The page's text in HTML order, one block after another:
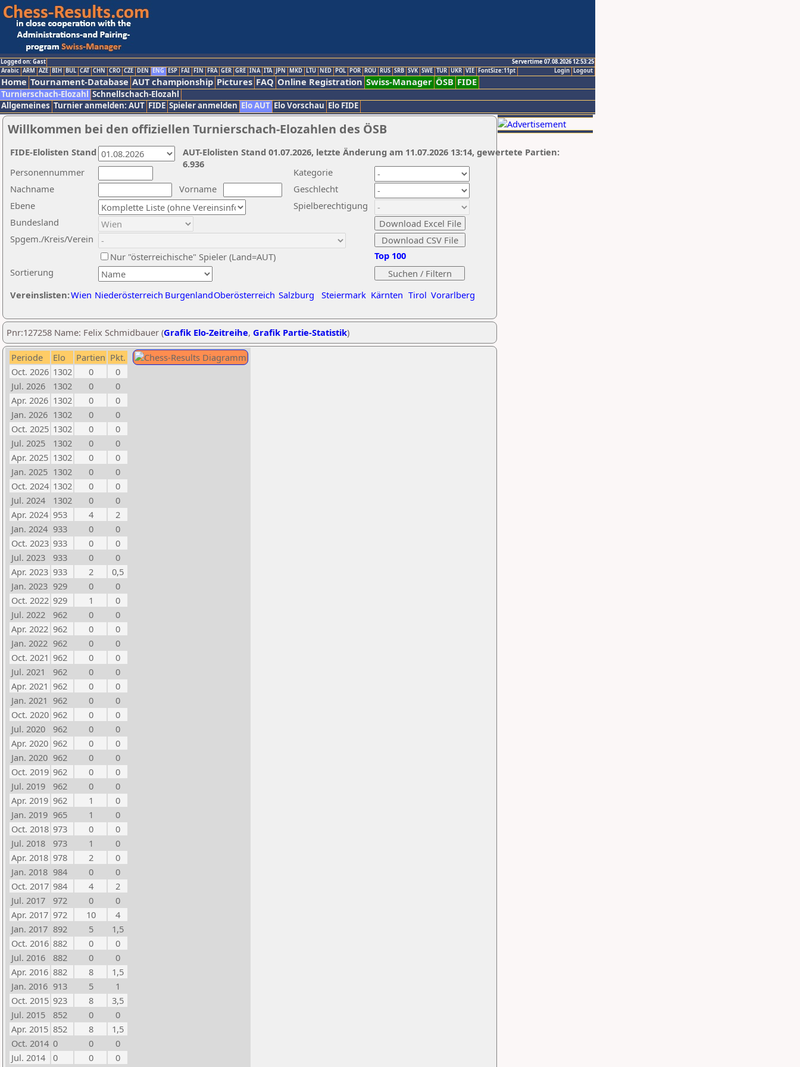
Logged on: Gast
Servertime 07.08.2026 12:53:25
Logout
Login
Arabic ARM AZE BIH BUL CAT CHN CRO CZE DEN ENG ESP FAI FIN FRA GER GRE INA ITA JPN MKD LTU NED POL POR ROU RUS SRB SVK SWE TUR UKR VIE FontSize:11pt
Home Tournament-Database AUT championship Pictures FAQ Online Registration Swiss-Manager ÖSB FIDE
Turnierschach-Elozahl Schnellschach-Elozahl
Allgemeines Turnier anmelden: AUT FIDE Spieler anmelden Elo AUT Elo Vorschau Elo FIDE
Willkommen bei den offiziellen Turnierschach-Elozahlen des ÖSB
Nachname
Vorname
Ebene
Kategorie
Sortierung
Personennummer
Bundesland
Spgem./Kreis/Verein
Geschlecht
Nur "österreichische" Spieler (Land=AUT)
Spielberechtigung
Vereinslisten:Wien Niederösterreich BurgenlandOberösterreich Salzburg Steiermark Kärnten Tirol Vorarlberg
Top 100
AUT-Elolisten Stand 01.07.2026, letzte Änderung am 11.07.2026 13:14, gewertete Partien:
6.936
FIDE-Elolisten Stand
Pnr:127258 Name: Felix Schmidbauer (Grafik Elo-Zeitreihe, Grafik Partie-Statistik)
Periode Elo Partien Pkt.
Oct. 2026 1302 0
0
Jul. 2026
1302 0
0
Apr. 2026 1302 0
0
Jan. 2026 1302 0
0
Oct. 2025 1302 0
0
Jul. 2025
1302 0
0
Apr. 2025 1302 0
0
Jan. 2025 1302 0
0
Oct. 2024 1302 0
0
Jul. 2024
1302 0
0
Apr. 2024 953 4
2
Jan. 2024 933 0
0
Oct. 2023 933 0
0
Jul. 2023
933 0
0
Apr. 2023 933 2
0,5
Jan. 2023 929 0
0
Oct. 2022 929 1
0
Jul. 2022
962 0
0
Apr. 2022 962 0
0
Jan. 2022 962 0
0
Oct. 2021 962 0
0
Jul. 2021
962 0
0
Apr. 2021 962 0
0
Jan. 2021 962 0
0
Oct. 2020 962 0
0
Jul. 2020
962 0
0
Apr. 2020 962 0
0
Jan. 2020 962 0
0
Oct. 2019 962 0
0
Jul. 2019
962 0
0
Apr. 2019 962 1
0
Jan. 2019 965 1
0
Oct. 2018 973 0
0
Jul. 2018
973 1
0
Apr. 2018 978 2
0
Jan. 2018 984 0
0
Oct. 2017 984 4
2
Jul. 2017
972 0
0
Apr. 2017 972 10
4
Jan. 2017 892 5
1,5
Oct. 2016 882 0
0
Jul. 2016
882 0
0
Apr. 2016 882 8
1,5
Jan. 2016 913 5
1
Oct. 2015 923 8
3,5
Jul. 2015
852 0
0
Apr. 2015 852 8
1,5
Oct. 2014 0 0
0
Jul. 2014
0 0
0